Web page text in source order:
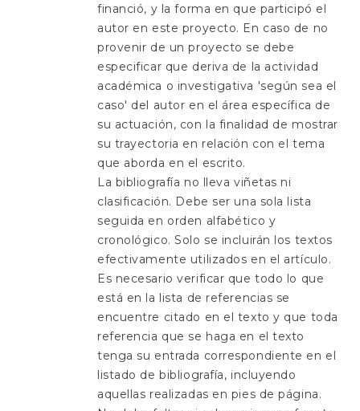
financió, y la forma en que participó el
autor en este proyecto. En caso de no
provenir de un proyecto se debe
especificar que deriva de la actividad
académica o investigativa 'según sea el
caso' del autor en el área específica de
su actuación, con la finalidad de mostrar
su trayectoria en relación con el tema
que aborda en el escrito.
La bibliografía no lleva viñetas ni
clasificación. Debe ser una sola lista
seguida en orden alfabético y
cronológico. Solo se incluirán los textos
efectivamente utilizados en el artículo.
Es necesario verificar que todo lo que
está en la lista de referencias se
encuentre citado en el texto y que toda
referencia que se haga en el texto
tenga su entrada correspondiente en el
listado de bibliografía, incluyendo
aquellas realizadas en pies de página.